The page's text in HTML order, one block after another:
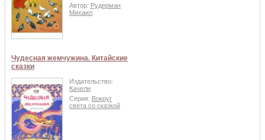
Автор: Рудерман
Михаил
Чудесная жемчужина. Китайские
сказки
Издательство:
Качели
Серия: Вокруг
света со сказкой